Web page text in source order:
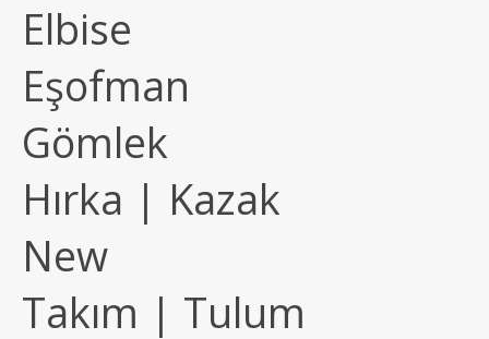
Elbise
Eşofman
Gömlek
Hırka | Kazak
New
Takım | Tulum